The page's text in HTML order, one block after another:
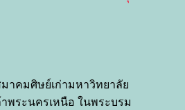
าคมศิษย์เก่ามหาวิทยาลัย
พระนครเหนือ ในพระบรม